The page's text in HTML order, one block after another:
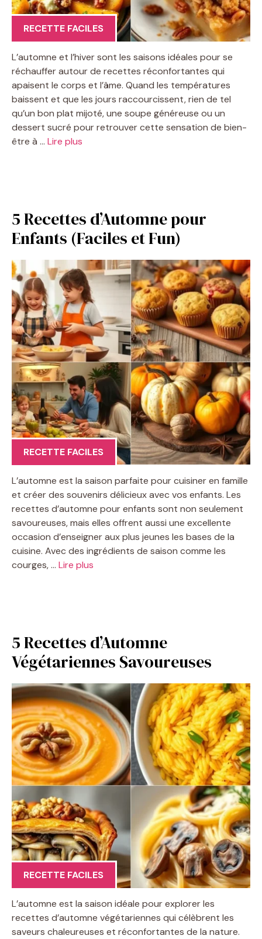
RECETTE FACILES
L’automne et l’hiver sont les saisons idéales pour se
réchauffer autour de recettes réconfortantes qui
apaisent le corps et l’âme. Quand les températures
baissent et que les jours raccourcissent, rien de tel
qu’un bon plat mijoté, une soupe généreuse ou un
dessert sucré pour retrouver cette sensation de bien-
être à … Lire plus
5 Recettes d’Automne pour
Enfants (Faciles et Fun)
RECETTE FACILES
L’automne est la saison parfaite pour cuisiner en famille
et créer des souvenirs délicieux avec vos enfants. Les
recettes d’automne pour enfants sont non seulement
savoureuses, mais elles offrent aussi une excellente
occasion d’enseigner aux plus jeunes les bases de la
cuisine. Avec des ingrédients de saison comme les
courges, … Lire plus
5 Recettes d’Automne
Végétariennes Savoureuses
RECETTE FACILES
L’automne est la saison idéale pour explorer les
recettes d’automne végétariennes qui célèbrent les
saveurs chaleureuses et réconfortantes de la nature.